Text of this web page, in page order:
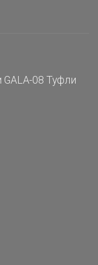
08 Туфли